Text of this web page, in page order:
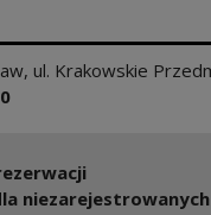
, ul. Krakowskie